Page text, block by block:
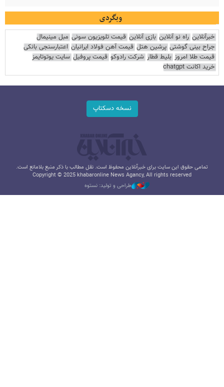
وبگردی
خبرآنلاین راه نو آنلاین بازی آنلاین قیمت تلویزیون سونی مبل مینیمال
جراح بینی گوشتی پرشین هتل قیمت آهن فولاد ایرانیان اعتبارسنجی بانکی
قیمت طلا امروز بلیط قطار شرکت رادوکو قیمت پروفیل سایت یوتوتایمز
خرید اکانت chatgpt
نسخه دسکتاپ
تمامی حقوق این سایت برای خبرآنلاین محفوظ است. نقل مطالب با ذکر منبع بلامانع است.
Copyright © 2025 khabaronline News Agancy, All rights reserved
طراحی و تولید: نستوه